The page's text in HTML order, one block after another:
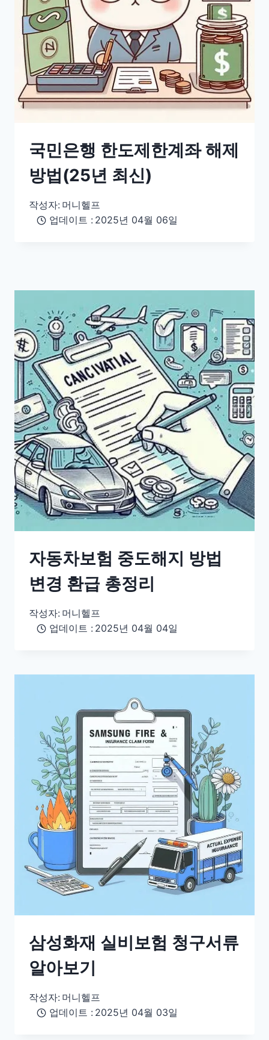
국민은행 한도제한계좌 해제
방법(25년 최신)
작성자: 머니헬프
업데이트 : 2025년 04월 06일
자동차보험 중도해지 방법
변경 환급 총정리
작성자: 머니헬프
업데이트 : 2025년 04월 04일
삼성화재 실비보험 청구서류
알아보기
작성자: 머니헬프
업데이트 : 2025년 04월 03일